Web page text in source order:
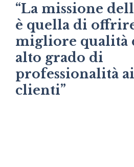
“La missione
è quella di
migliore qualità
alto grado di
professionalità
clienti”